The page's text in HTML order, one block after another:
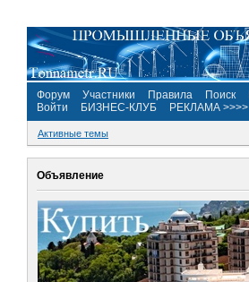
Форум Участники Правила Поиск
Войти
БИЗНЕС-КЛУБ РЕКЛАМА >>>>
Активные темы
Объявление